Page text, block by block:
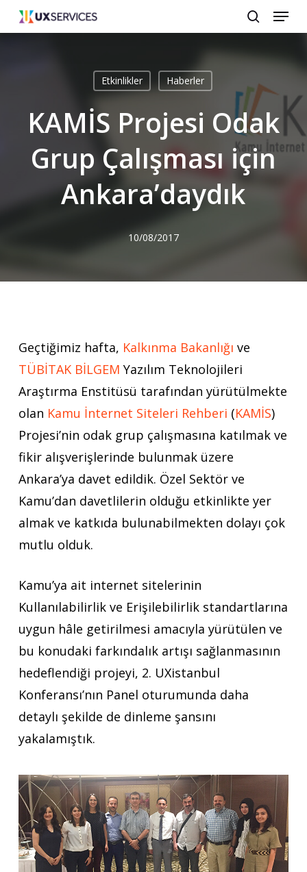
Skip
to
search
Menu
Etkinlikler Haberler
KAMİS Projesi Odak
Grup Çalışması için
Ankara’daydık
10/08/2017
Geçtiğimiz hafta, Kalkınma Bakanlığı ve
TÜBİTAK BİLGEM Yazılım Teknolojileri
Araştırma Enstitüsü tarafından yürütülmekte
olan Kamu İnternet Siteleri Rehberi (KAMİS)
Projesi’nin odak grup çalışmasına katılmak ve
fikir alışverişlerinde bulunmak üzere
Ankara’ya davet edildik. Özel Sektör ve
Kamu’dan davetlilerin olduğu etkinlikte yer
almak ve katkıda bulunabilmekten dolayı çok
mutlu olduk.
Kamu’ya ait internet sitelerinin
Kullanılabilirlik ve Erişilebilirlik standartlarına
uygun hâle getirilmesi amacıyla yürütülen ve
bu konudaki farkındalık artışı sağlanmasının
hedeflendiği projeyi, 2. UXistanbul
Konferansı’nın Panel oturumunda daha
detaylı şekilde de dinleme şansını
yakalamıştık.